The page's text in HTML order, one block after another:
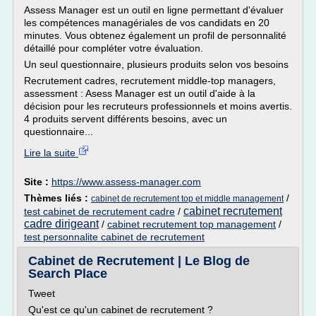
Assess Manager est un outil en ligne permettant d'évaluer
les compétences managériales de vos candidats en 20
minutes. Vous obtenez également un profil de personnalité
détaillé pour compléter votre évaluation.
Un seul questionnaire, plusieurs produits selon vos besoins
Recrutement cadres, recrutement middle-top managers,
assessment : Asess Manager est un outil d'aide à la
décision pour les recruteurs professionnels et moins avertis.
4 produits servent différents besoins, avec un
questionnaire...
Lire la suite
Site : https://www.assess-manager.com
Thèmes liés : cabinet de recrutement top et middle management/
test cabinet de recrutement cadre / cabinet recrutement
cadre dirigeant/ cabinet recrutement top management /
test personnalite cabinet de recrutement
Cabinet de Recrutement | Le Blog de
Search Place
Tweet
Qu'est ce qu'un cabinet de recrutement ?